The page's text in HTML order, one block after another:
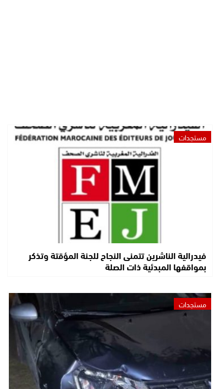
مستجدات
فيدرالية الناشرين تتمنى النجاح للجنة المؤقتة وتذكر
بمواقفها المبدئية ذات الصلة
مستجدات